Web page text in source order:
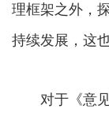
理框架之外，
持续发展，这
对于《意见